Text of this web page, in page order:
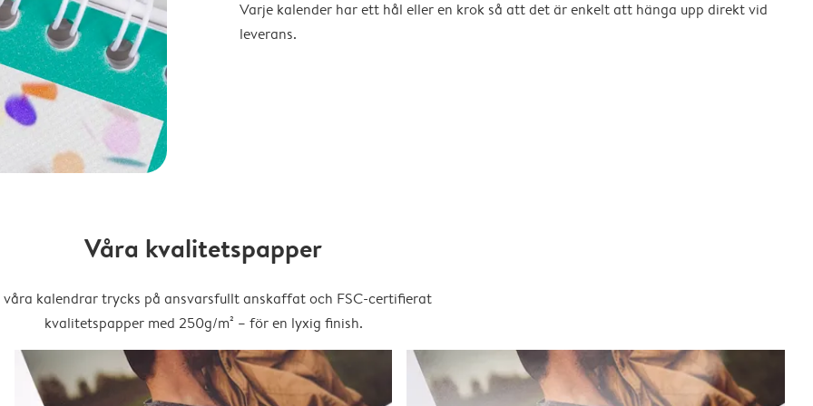
Varje kalender har ett hål eller en krok så att det är enkelt att hänga upp direkt vid
leverans.
Våra kvalitetspapper
kalendrar trycks på ansvarsfullt anskaffat och FSC-certifierat
kvalitetspapper med 250g/m² – för en lyxig finish.